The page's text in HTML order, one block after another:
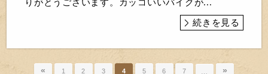
りがとうございます。カッコいいバイクが...
続きを見る
« 1 2 3 4 5 6 7 »